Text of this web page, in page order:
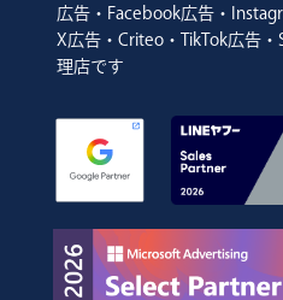
広告・Facebook広告・
X広告・Criteo・TikTok広告
理店です